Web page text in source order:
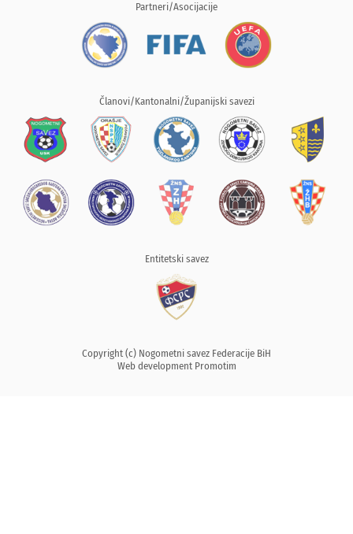
Partneri/Asocijacije
Članovi/Kantonalni/Županijski savezi
Entitetski savez
Copyright (c) Nogometni savez Federacije BiH
Web development Promotim